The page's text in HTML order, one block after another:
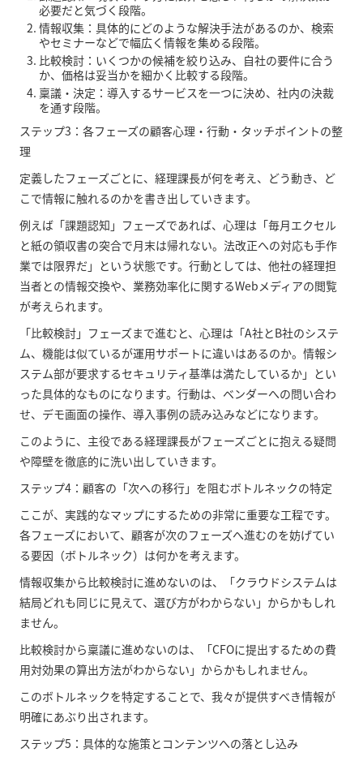
必要だと気づく段階。
情報収集：具体的にどのような解決手法があるのか、検索
やセミナーなどで幅広く情報を集める段階。
比較検討：いくつかの候補を絞り込み、自社の要件に合う
か、価格は妥当かを細かく比較する段階。
稟議・決定：導入するサービスを一つに決め、社内の決裁
を通す段階。
ステップ3：各フェーズの顧客心理・行動・タッチポイントの整
理
定義したフェーズごとに、経理課長が何を考え、どう動き、ど
こで情報に触れるのかを書き出していきます。
例えば「課題認知」フェーズであれば、心理は「毎月エクセル
と紙の領収書の突合で月末は帰れない。法改正への対応も手作
業では限界だ」という状態です。行動としては、他社の経理担
当者との情報交換や、業務効率化に関するWebメディアの閲覧
が考えられます。
「比較検討」フェーズまで進むと、心理は「A社とB社のシステ
ム、機能は似ているが運用サポートに違いはあるのか。情報シ
ステム部が要求するセキュリティ基準は満たしているか」とい
った具体的なものになります。行動は、ベンダーへの問い合わ
せ、デモ画面の操作、導入事例の読み込みなどになります。
このように、主役である経理課長がフェーズごとに抱える疑問
や障壁を徹底的に洗い出していきます。
ステップ4：顧客の「次への移行」を阻むボトルネックの特定
ここが、実践的なマップにするための非常に重要な工程です。
各フェーズにおいて、顧客が次のフェーズへ進むのを妨げてい
る要因（ボトルネック）は何かを考えます。
情報収集から比較検討に進めないのは、「クラウドシステムは
結局どれも同じに見えて、選び方がわからない」からかもしれ
ません。
比較検討から稟議に進めないのは、「CFOに提出するための費
用対効果の算出方法がわからない」からかもしれません。
このボトルネックを特定することで、我々が提供すべき情報が
明確にあぶり出されます。
ステップ5：具体的な施策とコンテンツへの落とし込み